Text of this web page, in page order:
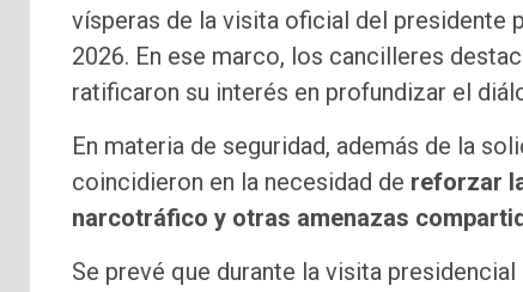
vísperas de la visita oficial del presidente
2026. En ese marco, los cancilleres
ratificaron su interés en profundizar el
En materia de seguridad, además de la
coincidieron en la necesidad de reforzar
narcotráfico y otras amenazas
Se prevé que durante la visita